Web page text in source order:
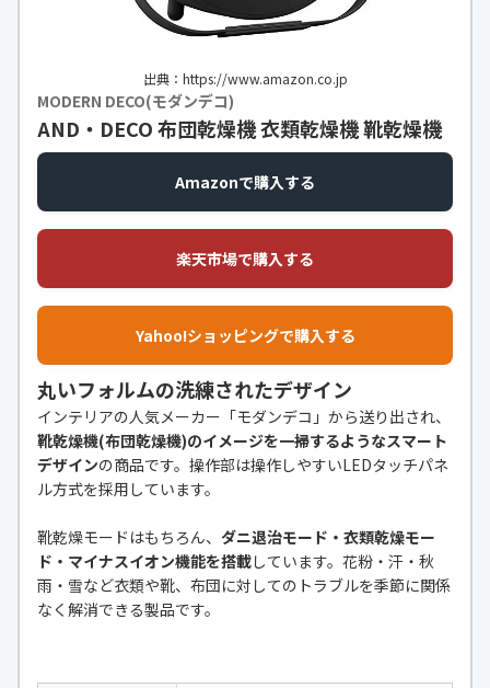
出典：https://www.amazon.co.jp
MODERN DECO(モダンデコ)
AND・DECO 布団乾燥機 衣類乾燥機 靴乾燥機
Amazonで購入する
楽天市場で購入する
Yahoo!ショッピングで購入する
丸いフォルムの洗練されたデザイン
インテリアの人気メーカー「モダンデコ」から送り出され、
靴乾燥機(布団乾燥機)のイメージを一掃するようなスマート
デザインの商品です。操作部は操作しやすいLEDタッチパネ
ル方式を採用しています。
靴乾燥モードはもちろん、 ダニ退治モード・衣類乾燥モー
ド・マイナスイオン機能を搭載しています。花粉・汗・秋
雨・雪など衣類や靴、布団に対してのトラブルを季節に関係
なく解消できる製品です。